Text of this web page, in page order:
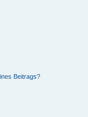
Beitrags?